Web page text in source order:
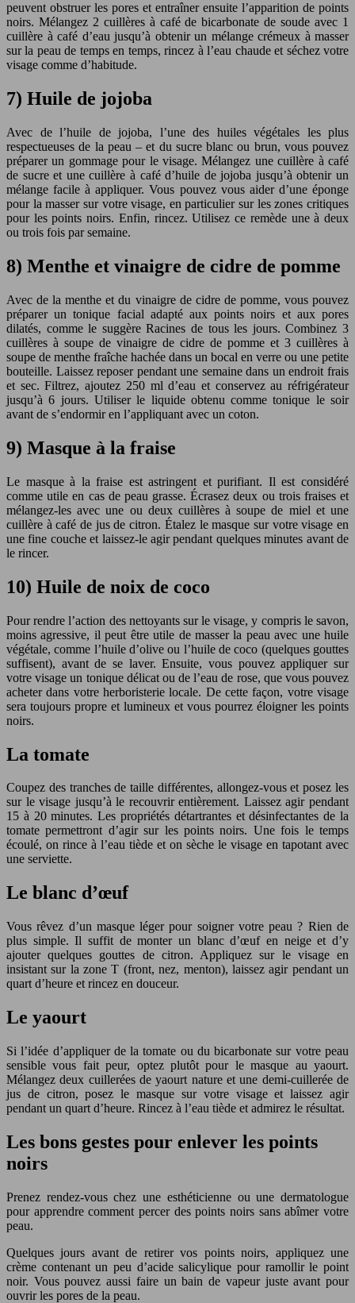
peuvent obstruer les pores et entraîner ensuite l’apparition de points
noirs. Mélangez 2 cuillères à café de bicarbonate de soude avec 1
cuillère à café d’eau jusqu’à obtenir un mélange crémeux à masser
sur la peau de temps en temps, rincez à l’eau chaude et séchez votre
visage comme d’habitude.
7) Huile de jojoba
Avec de l’huile de jojoba, l’une des huiles végétales les plus
respectueuses de la peau – et du sucre blanc ou brun, vous pouvez
préparer un gommage pour le visage. Mélangez une cuillère à café
de sucre et une cuillère à café d’huile de jojoba jusqu’à obtenir un
mélange facile à appliquer. Vous pouvez vous aider d’une éponge
pour la masser sur votre visage, en particulier sur les zones critiques
pour les points noirs. Enfin, rincez. Utilisez ce remède une à deux
ou trois fois par semaine.
8) Menthe et vinaigre de cidre de pomme
Avec de la menthe et du vinaigre de cidre de pomme, vous pouvez
préparer un tonique facial adapté aux points noirs et aux pores
dilatés, comme le suggère Racines de tous les jours. Combinez 3
cuillères à soupe de vinaigre de cidre de pomme et 3 cuillères à
soupe de menthe fraîche hachée dans un bocal en verre ou une petite
bouteille. Laissez reposer pendant une semaine dans un endroit frais
et sec. Filtrez, ajoutez 250 ml d’eau et conservez au réfrigérateur
jusqu’à 6 jours. Utiliser le liquide obtenu comme tonique le soir
avant de s’endormir en l’appliquant avec un coton.
9) Masque à la fraise
Le masque à la fraise est astringent et purifiant. Il est considéré
comme utile en cas de peau grasse. Écrasez deux ou trois fraises et
mélangez-les avec une ou deux cuillères à soupe de miel et une
cuillère à café de jus de citron. Étalez le masque sur votre visage en
une fine couche et laissez-le agir pendant quelques minutes avant de
le rincer.
10) Huile de noix de coco
Pour rendre l’action des nettoyants sur le visage, y compris le savon,
moins agressive, il peut être utile de masser la peau avec une huile
végétale, comme l’huile d’olive ou l’huile de coco (quelques gouttes
suffisent), avant de se laver. Ensuite, vous pouvez appliquer sur
votre visage un tonique délicat ou de l’eau de rose, que vous pouvez
acheter dans votre herboristerie locale. De cette façon, votre visage
sera toujours propre et lumineux et vous pourrez éloigner les points
noirs.
La tomate
Coupez des tranches de taille différentes, allongez-vous et posez les
sur le visage jusqu’à le recouvrir entièrement. Laissez agir pendant
15 à 20 minutes. Les propriétés détartrantes et désinfectantes de la
tomate permettront d’agir sur les points noirs. Une fois le temps
écoulé, on rince à l’eau tiède et on sèche le visage en tapotant avec
une serviette.
Le blanc d’œuf
Vous rêvez d’un masque léger pour soigner votre peau ? Rien de
plus simple. Il suffit de monter un blanc d’œuf en neige et d’y
ajouter quelques gouttes de citron. Appliquez sur le visage en
insistant sur la zone T (front, nez, menton), laissez agir pendant un
quart d’heure et rincez en douceur.
Le yaourt
Si l’idée d’appliquer de la tomate ou du bicarbonate sur votre peau
sensible vous fait peur, optez plutôt pour le masque au yaourt.
Mélangez deux cuillerées de yaourt nature et une demi-cuillerée de
jus de citron, posez le masque sur votre visage et laissez agir
pendant un quart d’heure. Rincez à l’eau tiède et admirez le résultat.
Les bons gestes pour enlever les points
noirs
Prenez rendez-vous chez une esthéticienne ou une dermatologue
pour apprendre comment percer des points noirs sans abîmer votre
peau.
Quelques jours avant de retirer vos points noirs, appliquez une
crème contenant un peu d’acide salicylique pour ramollir le point
noir. Vous pouvez aussi faire un bain de vapeur juste avant pour
ouvrir les pores de la peau.